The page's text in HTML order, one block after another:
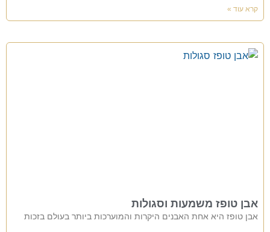
קרא עוד »
אבן טופז משמעות וסגולות
אבן טופז היא אחת האבנים היקרות והמוערכות ביותר בעולם בזכות